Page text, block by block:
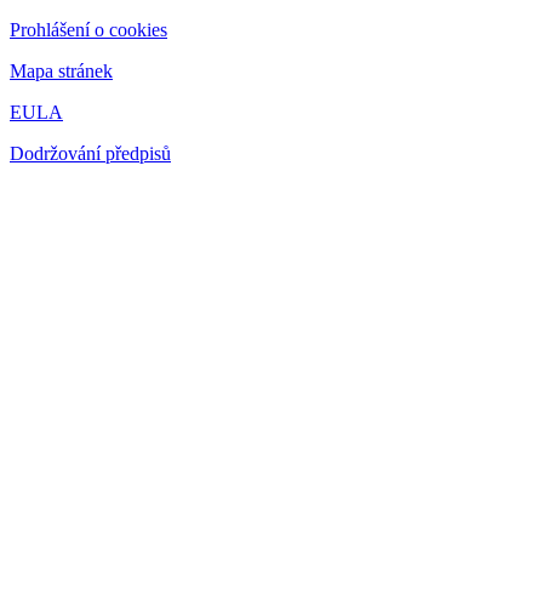
Prohlášení o cookies
Mapa stránek
EULA
Dodržování předpisů